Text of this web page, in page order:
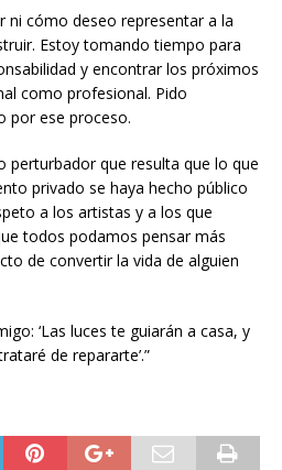
ni cómo deseo representar a la
Estoy tomando tiempo para
y encontrar los próximos
como profesional. Pido
por ese proceso.
perturbador que resulta que lo que
privado se haya hecho público
a los artistas y a los que
todos podamos pensar más
de convertir la vida de alguien
‘Las luces te guiarán a casa, y
de repararte’.”